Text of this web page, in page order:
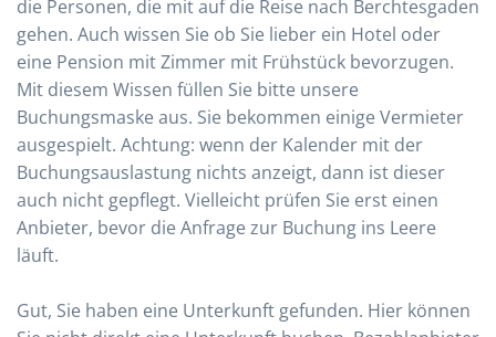
die Personen, die mit auf die Reise nach Berchtesgaden
gehen. Auch wissen Sie ob Sie lieber ein Hotel oder
eine Pension mit Zimmer mit Frühstück bevorzugen.
Mit diesem Wissen füllen Sie bitte unsere
Buchungsmaske aus. Sie bekommen einige Vermieter
ausgespielt. Achtung: wenn der Kalender mit der
Buchungsauslastung nichts anzeigt, dann ist dieser
auch nicht gepflegt. Vielleicht prüfen Sie erst einen
Anbieter, bevor die Anfrage zur Buchung ins Leere
läuft.
Gut, Sie haben eine Unterkunft gefunden. Hier können